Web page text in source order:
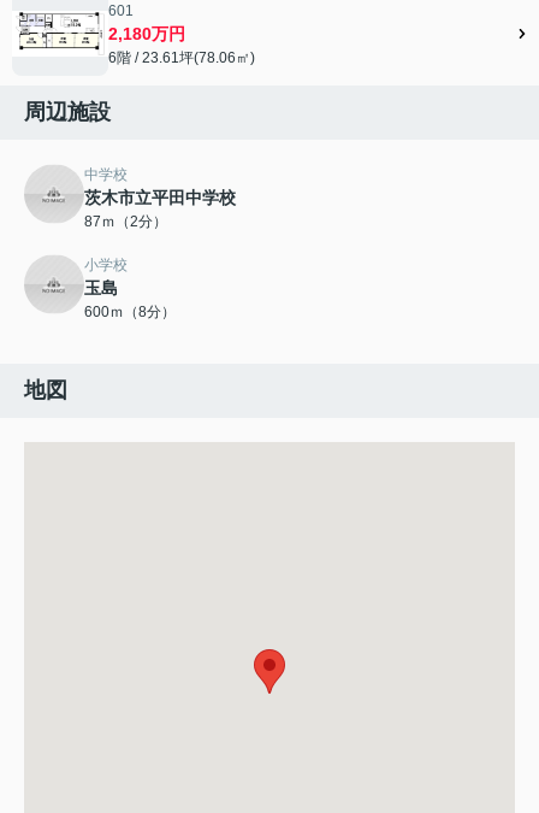
601
2,180万円
6階 / 23.61坪(78.06㎡)
周辺施設
中学校
茨木市立平田中学校
87ｍ（2分）
小学校
玉島
600ｍ（8分）
地図